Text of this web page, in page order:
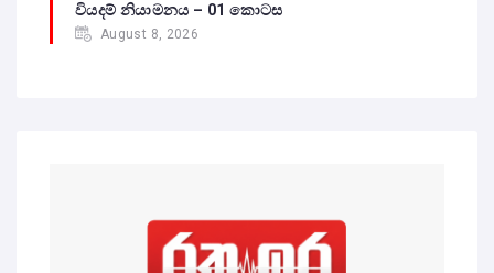
වියදම් නියාමනය – 01 කොටස
August 8, 2026